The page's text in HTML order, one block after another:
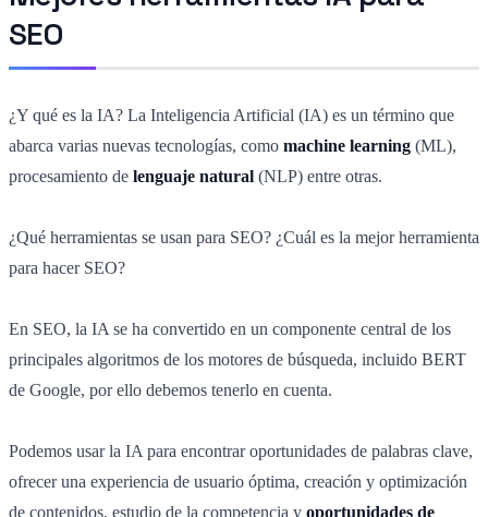
SEO
¿Y qué es la IA? La Inteligencia Artificial (IA) es un término que
abarca varias nuevas tecnologías, como machine learning (ML),
procesamiento de lenguaje natural (NLP) entre otras.
¿Qué herramientas se usan para SEO? ¿Cuál es la mejor herramienta
para hacer SEO?
En SEO, la IA se ha convertido en un componente central de los
principales algoritmos de los motores de búsqueda, incluido BERT
de Google, por ello debemos tenerlo en cuenta.
Podemos usar la IA para encontrar oportunidades de palabras clave,
ofrecer una experiencia de usuario óptima, creación y optimización
de contenidos, estudio de la competencia y oportunidades de